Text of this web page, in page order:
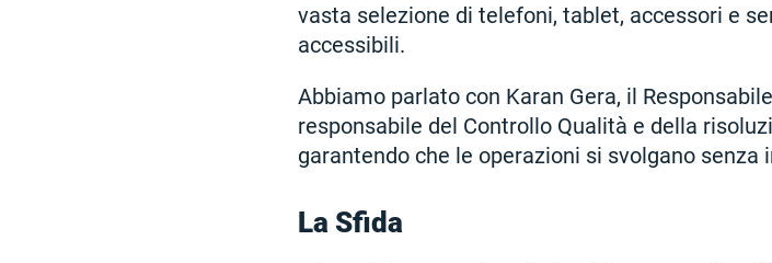
vasta selezione di telefoni, tablet, accessori e
accessibili.
Abbiamo parlato con Karan Gera, il
responsabile del Controllo Qualità e della
garantendo che le operazioni si svolgano senza
La Sfida